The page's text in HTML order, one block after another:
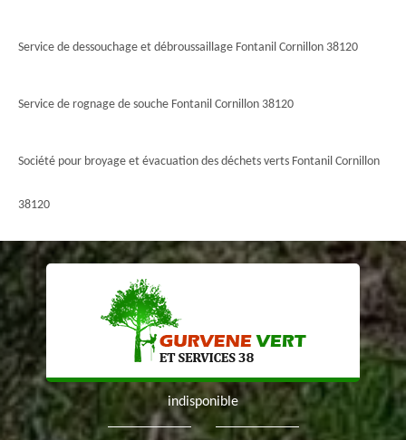
Service de dessouchage et débroussaillage Fontanil Cornillon 38120
Service de rognage de souche Fontanil Cornillon 38120
Société pour broyage et évacuation des déchets verts Fontanil Cornillon
38120
indisponible